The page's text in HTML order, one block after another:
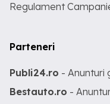
Regulament
Parteneri
Publi24.ro - Anunturi
Bestauto.ro -